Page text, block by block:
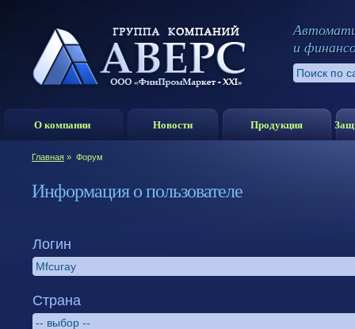
и
О компании Новости Продукция
Главная » Форум
Информация о пользователе
Логин
Страна